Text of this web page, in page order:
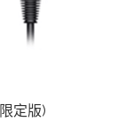
定版)